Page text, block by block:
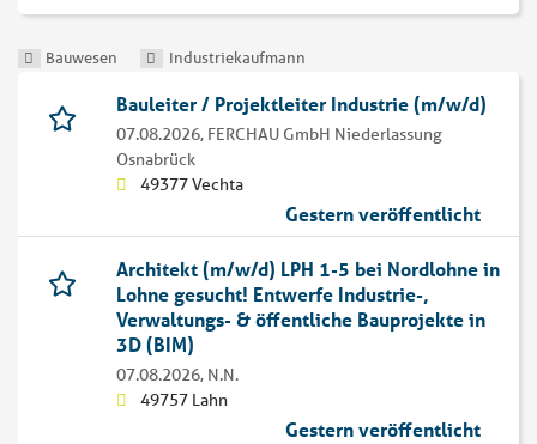
Bauwesen Industriekaufmann
Bauleiter / Projektleiter Industrie (m/w/d)
07.08.2026, FERCHAU GmbH Niederlassung
Osnabrück
49377 Vechta
Gestern veröffentlicht
Architekt (m/w/d) LPH 1-5 bei Nordlohne in
Lohne gesucht! Entwerfe Industrie-,
Verwaltungs- & öffentliche Bauprojekte in
3D (BIM)
07.08.2026, N.N.
49757 Lahn
Gestern veröffentlicht